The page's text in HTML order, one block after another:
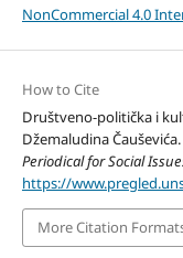
NonCommercial 4.0
How to Cite
Društveno-politička i
Džemaludina Čauševića.
Periodical for Social
https://
More Citation